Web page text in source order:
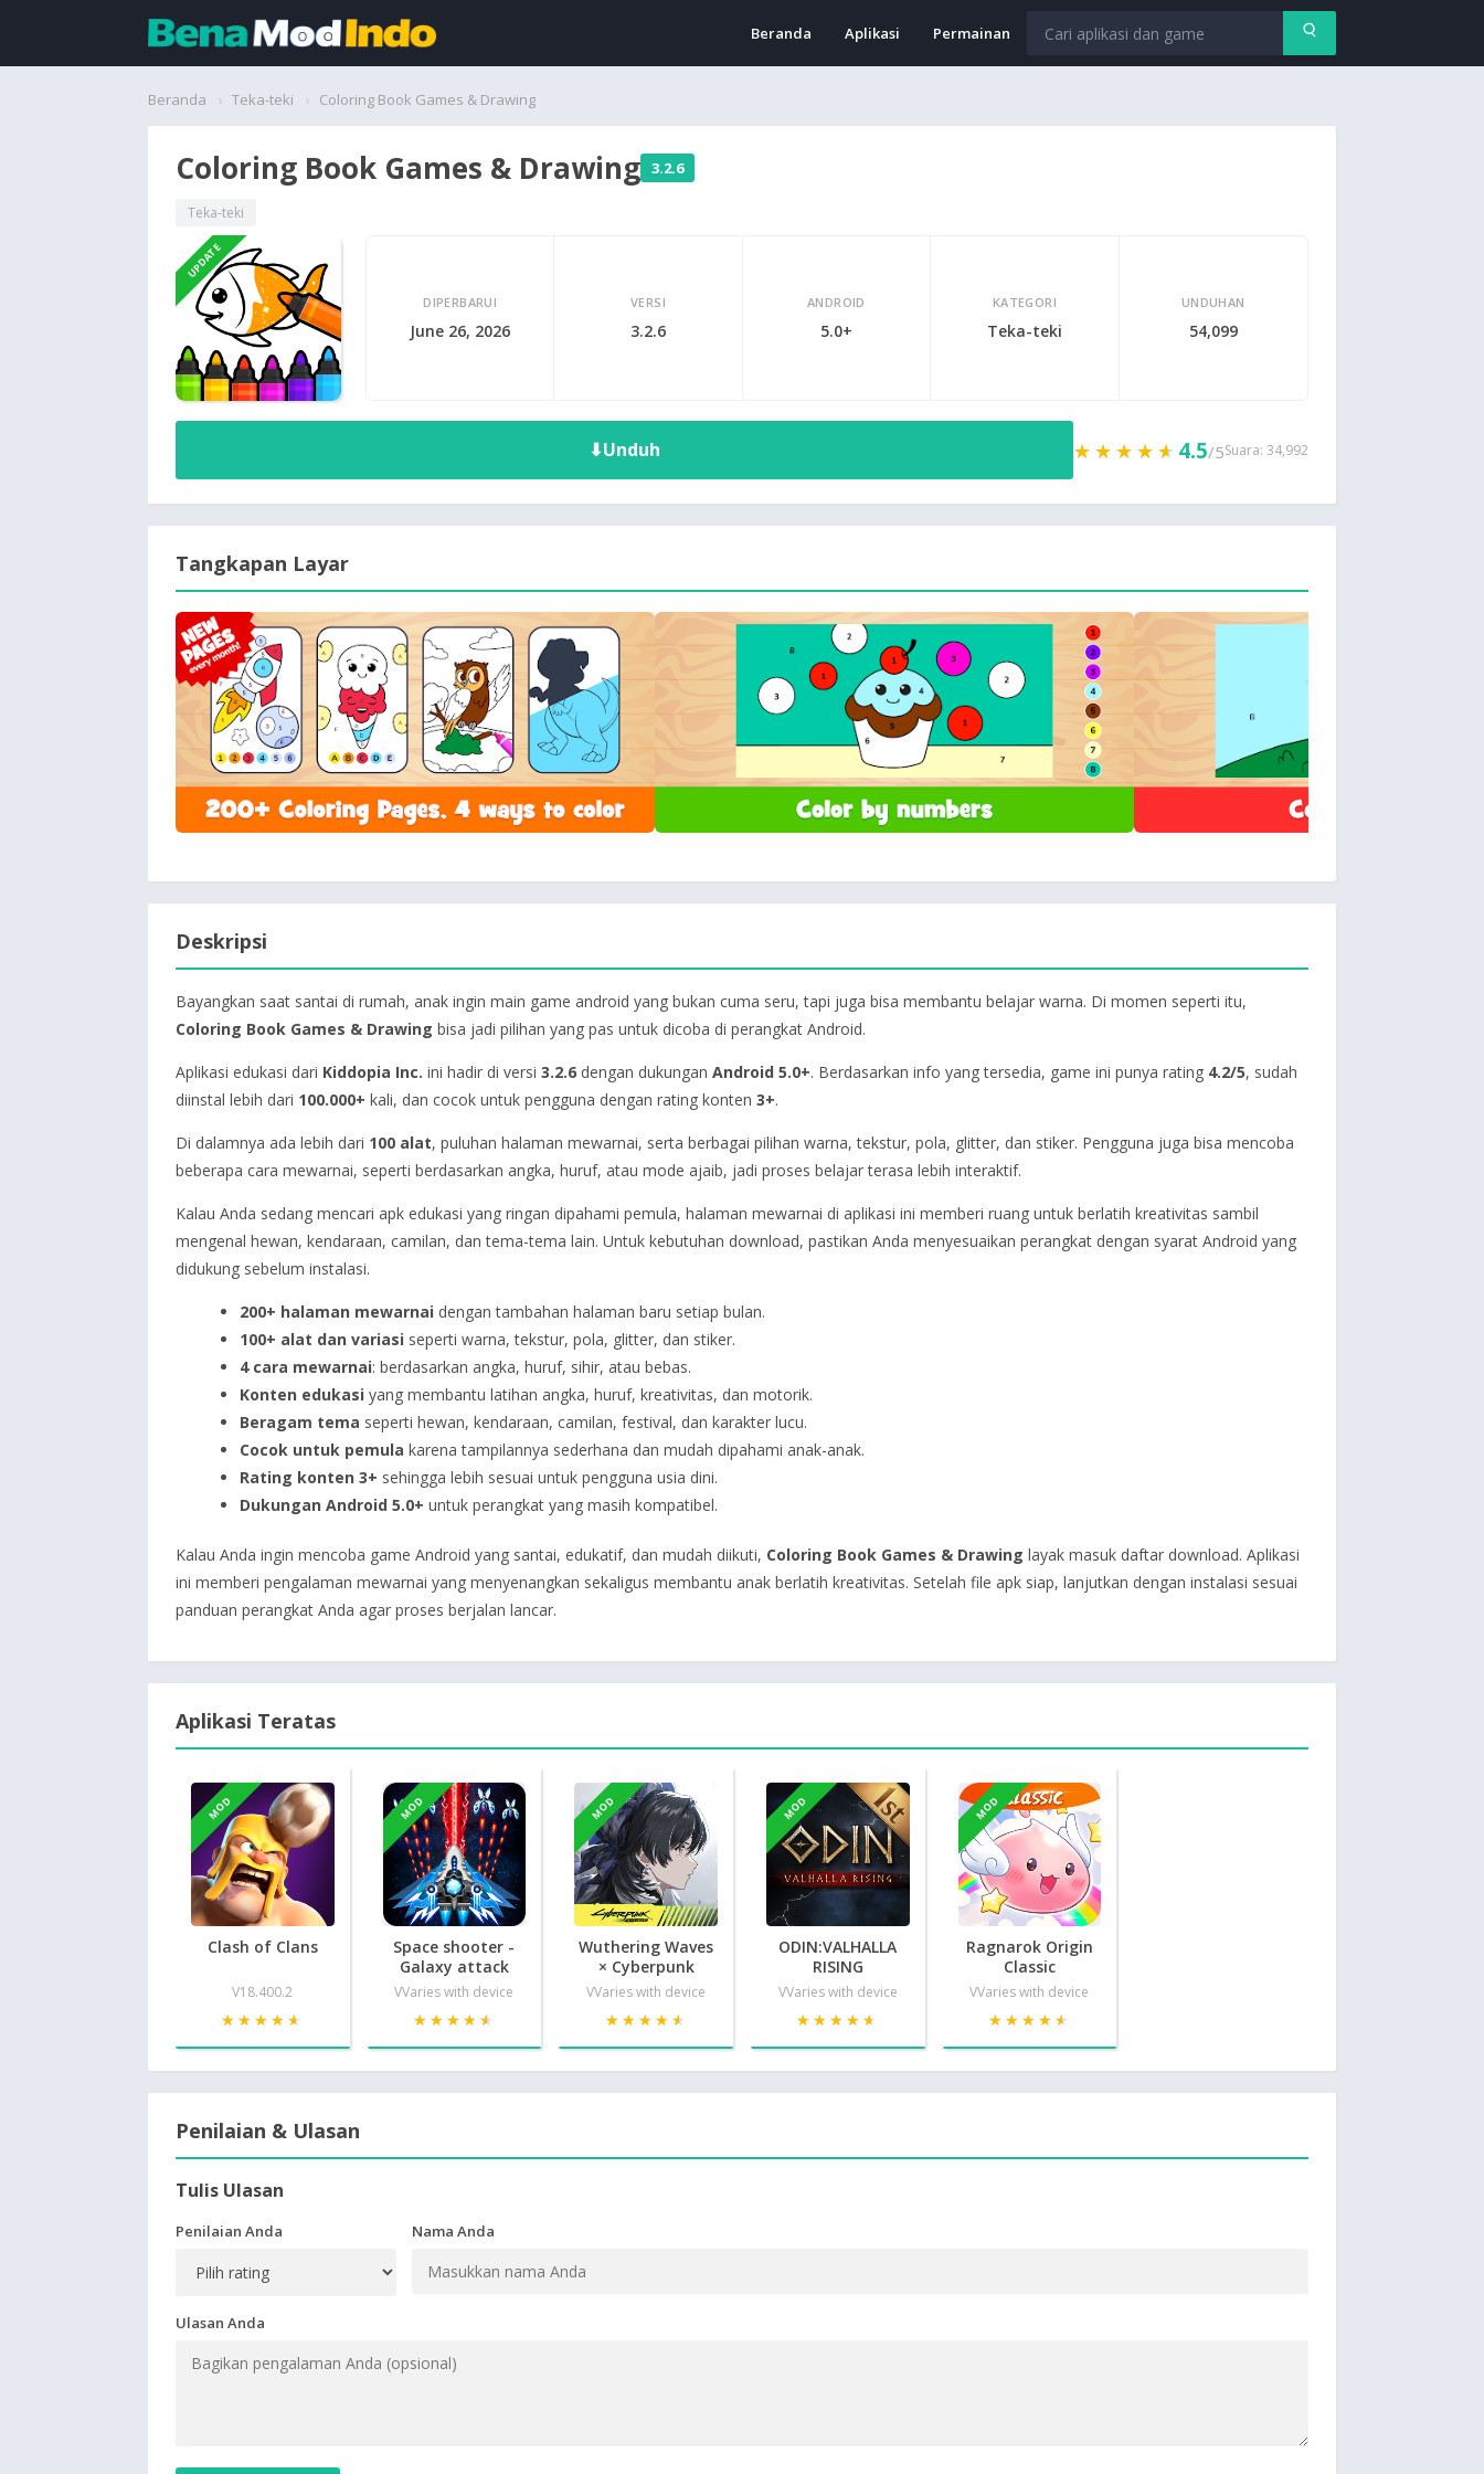
Beranda Aplikasi Permainan
Beranda Teka-teki Coloring Book Games & Drawing
Coloring Book Games & Drawing 3.2.6
Teka-teki
UPDATE
DIPERBARUI
June 26, 2026
VERSI
3.2.6
ANDROID
5.0+
KATEGORI
Teka-teki
UNDUHAN
54,099
⬇Unduh ★★★★★
★★★★★ 4.5/5Suara: 34,992
Tangkapan Layar
Deskripsi
Bayangkan saat santai di rumah, anak ingin main game android yang bukan cuma seru, tapi juga bisa membantu belajar warna. Di momen seperti itu,
Coloring Book Games & Drawing bisa jadi pilihan yang pas untuk dicoba di perangkat Android.
Aplikasi edukasi dari Kiddopia Inc. ini hadir di versi 3.2.6 dengan dukungan Android 5.0+. Berdasarkan info yang tersedia, game ini punya rating 4.2/5, sudah
diinstal lebih dari 100.000+ kali, dan cocok untuk pengguna dengan rating konten 3+.
Di dalamnya ada lebih dari 100 alat, puluhan halaman mewarnai, serta berbagai pilihan warna, tekstur, pola, glitter, dan stiker. Pengguna juga bisa mencoba
beberapa cara mewarnai, seperti berdasarkan angka, huruf, atau mode ajaib, jadi proses belajar terasa lebih interaktif.
Kalau Anda sedang mencari apk edukasi yang ringan dipahami pemula, halaman mewarnai di aplikasi ini memberi ruang untuk berlatih kreativitas sambil
mengenal hewan, kendaraan, camilan, dan tema-tema lain. Untuk kebutuhan download, pastikan Anda menyesuaikan perangkat dengan syarat Android yang
didukung sebelum instalasi.
200+ halaman mewarnai dengan tambahan halaman baru setiap bulan.
100+ alat dan variasi seperti warna, tekstur, pola, glitter, dan stiker.
4 cara mewarnai: berdasarkan angka, huruf, sihir, atau bebas.
Konten edukasi yang membantu latihan angka, huruf, kreativitas, dan motorik.
Beragam tema seperti hewan, kendaraan, camilan, festival, dan karakter lucu.
Cocok untuk pemula karena tampilannya sederhana dan mudah dipahami anak-anak.
Rating konten 3+ sehingga lebih sesuai untuk pengguna usia dini.
Dukungan Android 5.0+ untuk perangkat yang masih kompatibel.
Kalau Anda ingin mencoba game Android yang santai, edukatif, dan mudah diikuti, Coloring Book Games & Drawing layak masuk daftar download. Aplikasi
ini memberi pengalaman mewarnai yang menyenangkan sekaligus membantu anak berlatih kreativitas. Setelah file apk siap, lanjutkan dengan instalasi sesuai
panduan perangkat Anda agar proses berjalan lancar.
Aplikasi Teratas
MOD
Clash of Clans
V18.400.2
★★★★★
★★★★★
MOD
Space shooter -
Galaxy attack
VVaries with device
★★★★★
★★★★★
MOD
Wuthering Waves
× Cyberpunk
VVaries with device
★★★★★
★★★★★
MOD
ODIN:VALHALLA
RISING
VVaries with device
★★★★★
★★★★★
MOD
Ragnarok Origin
Classic
VVaries with device
★★★★★
★★★★★
Penilaian & Ulasan
Tulis Ulasan
Penilaian Anda Nama Anda
Ulasan Anda